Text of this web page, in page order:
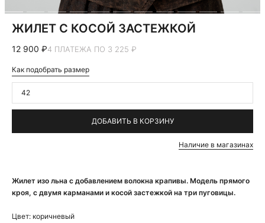
Жилет изо льна с добавлением волокна крапивы. Модель прямого
кроя, с двумя карманами и косой застежкой на три пуговицы.
Цвет: коричневый
ЖИЛЕТ С КОСОЙ ЗАСТЕЖКОЙ
12 900 ₽4 ПЛАТЕЖА ПО 3 225 ₽
Как подобрать размер
42
ДОБАВИТЬ В КОРЗИНУ
Наличие в магазинах